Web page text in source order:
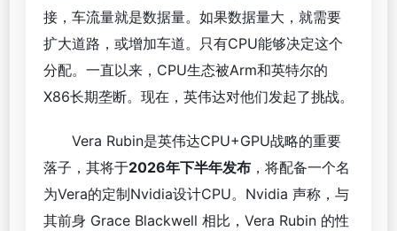
接，车流量就是数据量。如果数据量大，就需要
扩大道路，或增加车道。只有CPU能够决定这个
分配。一直以来，CPU生态被Arm和英特尔的
X86长期垄断。现在，英伟达对他们发起了挑战。
Vera Rubin是英伟达CPU+GPU战略的重要
落子，其将于2026年下半年发布，将配备一个名
为Vera的定制Nvidia设计CPU。Nvidia 声称，与
其前身 Grace Blackwell 相比，Vera Rubin 的性